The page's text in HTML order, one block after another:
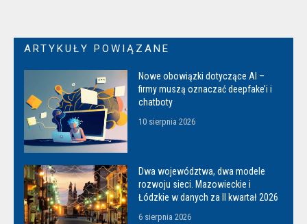
ARTYKUŁY POWIĄZANE
Nowe obowiązki dotyczące AI –
firmy muszą oznaczać deepfake’i i
chatboty
10 sierpnia 2026
Dwa województwa, dwa modele
rozwoju sieci. Mazowieckie i
Łódzkie w danych za II kwartał 2026
6 sierpnia 2026